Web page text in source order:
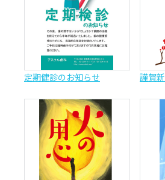
定期健診のお知らせ 謹賀